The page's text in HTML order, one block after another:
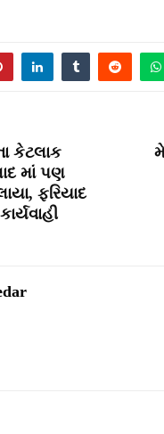
કેટલાક
માં પણ
ફરિયાદ